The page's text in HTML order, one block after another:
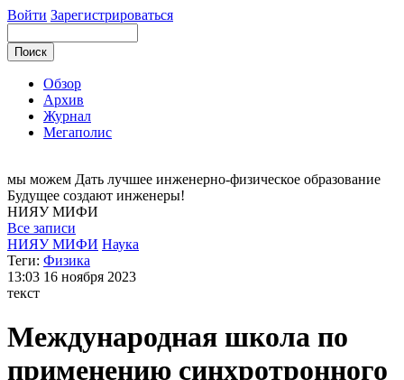
Войти Зарегистрироваться
Обзор
Архив
Журнал
Мегаполис
мы можем Дать лучшее инженерно-физическое образование
Будущее создают инженеры!
НИЯУМИФИ
Все записи
НИЯУ МИФИ Наука
Теги: Физика
13:03 16 ноября 2023
текст
Международная школа по
применению синхротронного